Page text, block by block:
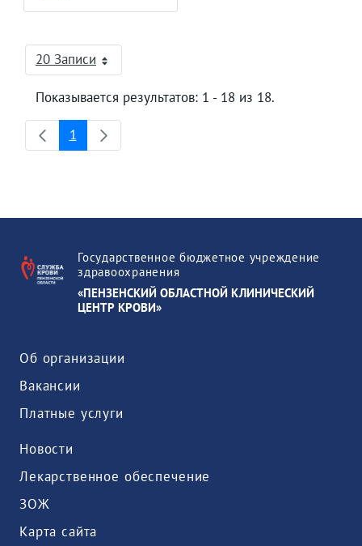
20 ЗаписиНа страницу
Показывается результатов: 1 - 18 из 18.
Страница
1
Государственное бюджетное учреждение
здравоохранения
«ПЕНЗЕНСКИЙ ОБЛАСТНОЙ КЛИНИЧЕСКИЙ
ЦЕНТР КРОВИ»
Об организации
Вакансии
Платные услуги
Новости
Лекарственное обеспечение
ЗОЖ
Карта сайта